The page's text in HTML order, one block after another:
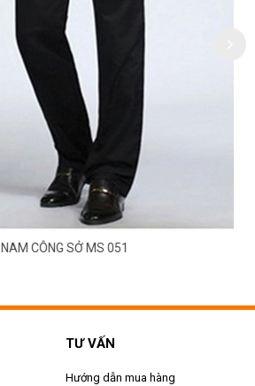
CÔNG SỞ MS 051
TƯ VẤN
Hướng dẫn mua hàng